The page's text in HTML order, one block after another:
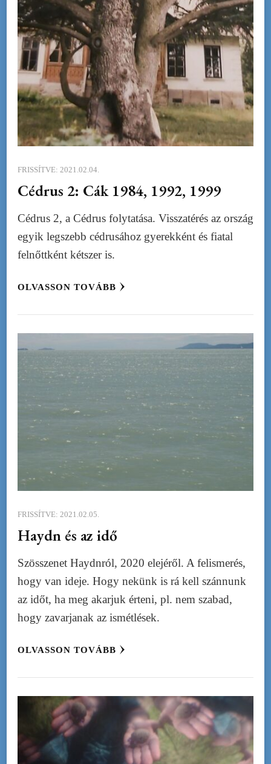
FRISSÍTVE: 2021.02.04.
Cédrus 2: Cák 1984, 1992, 1999
Cédrus 2, a Cédrus folytatása. Visszatérés az ország
egyik legszebb cédrusához gyerekként és fiatal
felnőttként kétszer is.
OLVASSON TOVÁBB
FRISSÍTVE: 2021.02.05.
Haydn és az idő
Szösszenet Haydnról, 2020 elejéről. A felismerés,
hogy van ideje. Hogy nekünk is rá kell szánnunk
az időt, ha meg akarjuk érteni, pl. nem szabad,
hogy zavarjanak az ismétlések.
OLVASSON TOVÁBB